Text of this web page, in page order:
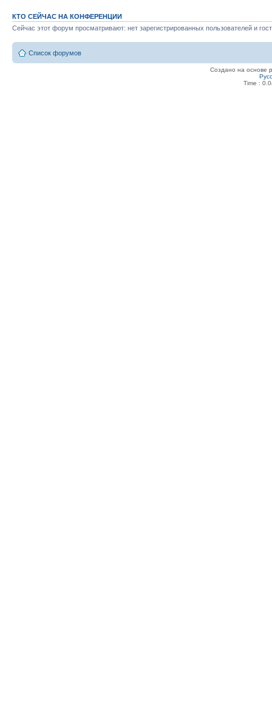
КТО СЕЙЧАС НА КОНФЕРЕНЦИИ
Сейчас этот форум просматривают: нет зарегистрированных пользователей и
Список форумов
Создано на основе
Time :